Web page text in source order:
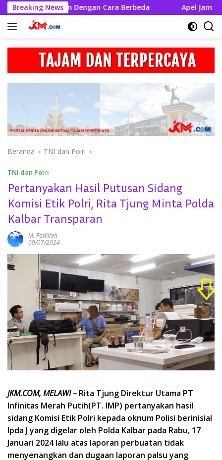
Langsung
ke
konten
Breaking News
Rayakan Dengan Cara Berbeda Apel Jam
Beranda TNI dan Polri
TNI dan Polri
Pertanyakan Hasil Putusan Sidang
Komisi Etik Polri, Rita Tjung Minta Polda
Kalbar Transparan
M. Fadillah
09/07/2024
JKM.COM, MELAWI – Rita Tjung Direktur Utama PT
Infinitas Merah Putih(PT. IMP) pertanyakan hasil
sidang Komisi Etik Polri kepada oknum Polisi berinisial
Ipda J yang digelar oleh Polda Kalbar pada Rabu, 17
Januari 2024 lalu atas laporan perbuatan tidak
menyenangkan dan dugaan laporan palsu yang